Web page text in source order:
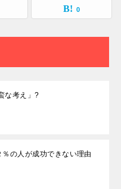
0
な考え」?
の人が成功できない理由